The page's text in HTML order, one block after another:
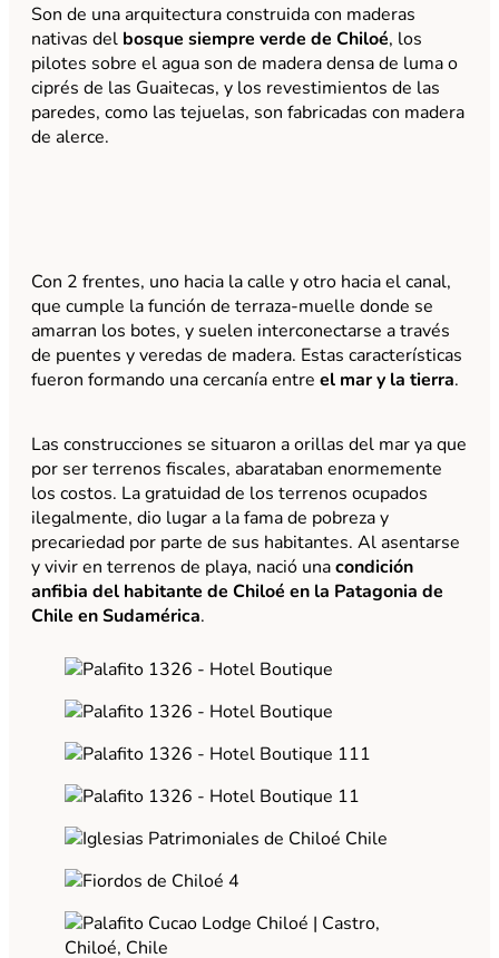
Son de una arquitectura construida con maderas
nativas del bosque siempre verde de Chiloé, los
pilotes sobre el agua son de madera densa de luma o
ciprés de las Guaitecas, y los revestimientos de las
paredes, como las tejuelas, son fabricadas con madera
de alerce.
Con 2 frentes, uno hacia la calle y otro hacia el canal,
que cumple la función de terraza-muelle donde se
amarran los botes, y suelen interconectarse a través
de puentes y veredas de madera. Estas características
fueron formando una cercanía entre el mar y la tierra.
Las construcciones se situaron a orillas del mar ya que
por ser terrenos fiscales, abarataban enormemente
los costos. La gratuidad de los terrenos ocupados
ilegalmente, dio lugar a la fama de pobreza y
precariedad por parte de sus habitantes. Al asentarse
y vivir en terrenos de playa, nació unacondición
anfibia del habitante de Chiloé en la Patagonia de
Chile en Sudamérica.